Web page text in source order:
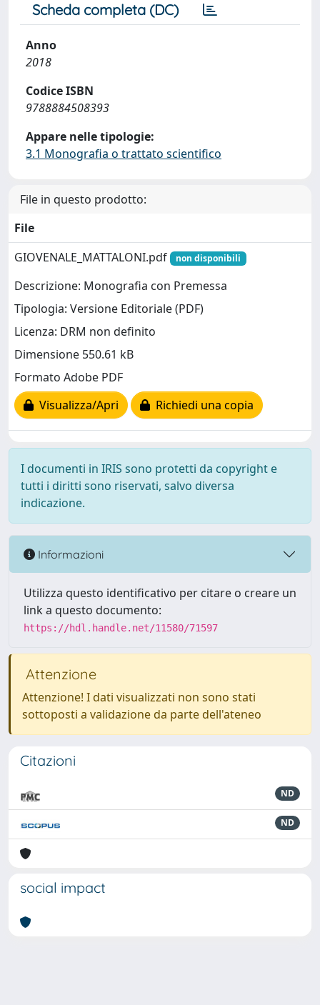
Scheda completa (DC)
Anno
2018
Codice ISBN
9788884508393
Appare nelle tipologie:
3.1 Monografia o trattato scientifico
File in questo prodotto:
File
GIOVENALE_MATTALONI.pdf
non disponibili
Descrizione: Monografia con Premessa
Tipologia: Versione Editoriale (PDF)
Licenza: DRM non definito
Dimensione 550.61 kB
Formato Adobe PDF
Visualizza/Apri
Richiedi una copia
I documenti in IRIS sono protetti da copyright e
tutti i diritti sono riservati, salvo diversa
indicazione.
Informazioni
Utilizza questo identificativo per citare o creare un
link a questo documento:
https://hdl.handle.net/11580/71597
Attenzione
Attenzione! I dati visualizzati non sono stati
sottoposti a validazione da parte dell'ateneo
Citazioni
ND
ND
social impact